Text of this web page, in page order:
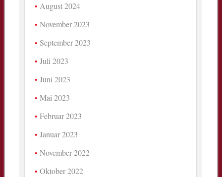
August 2024
November 2023
September 2023
Juli 2023
Juni 2023
Mai 2023
Februar 2023
Januar 2023
November 2022
Oktober 2022